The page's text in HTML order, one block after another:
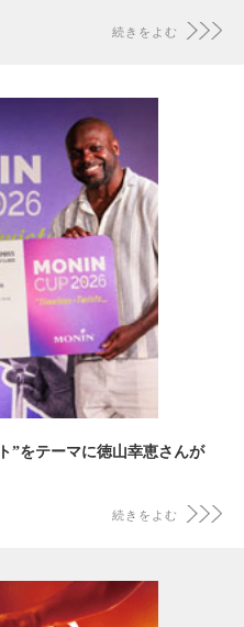
続きをよむ
”をテーマに徳山幸恵さんが
続きをよむ